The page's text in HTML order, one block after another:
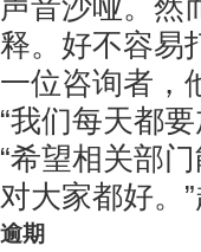
声音沙哑。然
释。好不容易
一位咨询者，
“我们每天都
“希望相关部
对大家都好。”
逾期